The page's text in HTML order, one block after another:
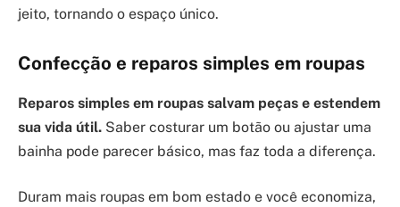
jeito, tornando o espaço único.
Confecção e reparos simples em roupas
Reparos simples em roupas salvam peças e estendem
sua vida útil. Saber costurar um botão ou ajustar uma
bainha pode parecer básico, mas faz toda a diferença.
Duram mais roupas em bom estado e você economiza,